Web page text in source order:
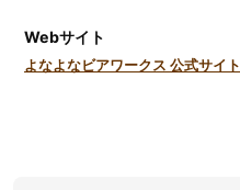
Webサイト
よなよなビアワークス 公式サイト